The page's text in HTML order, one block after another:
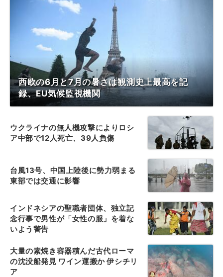
西欧の6月と7月の暑さは観測史上最高を記
録、EU気候監視機関
ウクライナの無人機攻撃によりロシ
ア中部で12人死亡、39人負傷
台風13号、中国上陸後に勢力弱まる
東部では交通に影響
インドネシアの聖職者団体、独立記
念行事で男性が「女性の服」を着な
いよう警告
大量の素焼き容器積んだ古代ローマ
の沈没船発見 ワイン運搬か 伊シチリ
ア